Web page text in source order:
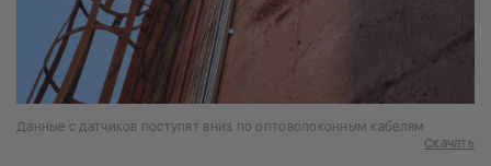
Данные с датчиков поступят вниз по оптоволоконным кабелям
Скачать